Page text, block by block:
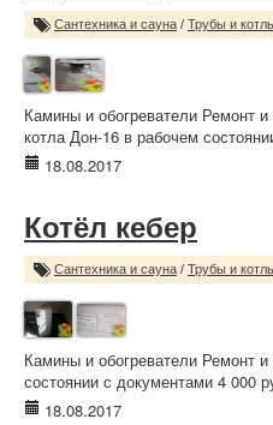
Сантехника и сауна / Трубы и
Камины и обогреватели Ремонт
котла Дон-16 в рабочем
18.08.2017
Котёл кебер
Сантехника и сауна / Трубы и
Камины и обогреватели Ремонт
состоянии с документами 4 000
18.08.2017